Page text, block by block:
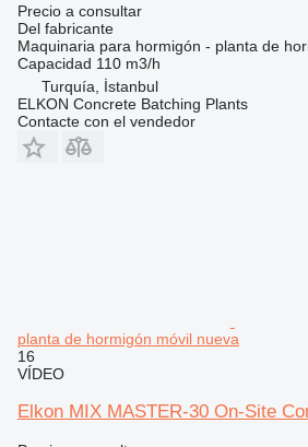
Precio a consultar
Del fabricante
Maquinaria para hormigón - planta de
Capacidad 110 m3/h
Turquía, İstanbul
ELKON Concrete Batching Plants
Contacte con el vendedor
planta de hormigón móvil nueva
16
VÍDEO
Elkon MIX MASTER-30 On-Site